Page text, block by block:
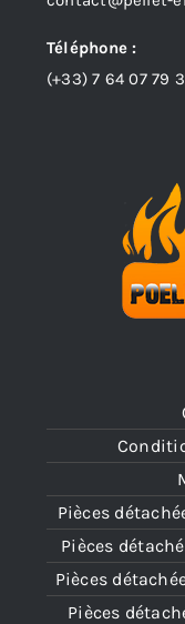
Pièces
Pièces
Pièces
Pièces
Téléphone :
(+33)7 64 07 79